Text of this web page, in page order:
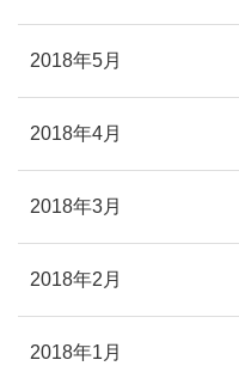
2018年5月
2018年4月
2018年3月
2018年2月
2018年1月